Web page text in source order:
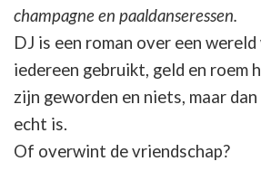
champagne en paaldanseressen.
DJ is een roman over een
iedereen gebruikt, geld en roem
zijn geworden en niets, maar
echt is.
Of overwint de vriendschap?